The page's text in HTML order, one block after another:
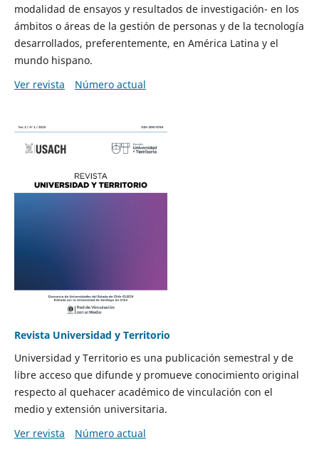
modalidad de ensayos y resultados de investigación- en los
ámbitos o áreas de la gestión de personas y de la tecnología
desarrollados, preferentemente, en América Latina y el
mundo hispano.
Ver revista
Número actual
Revista Universidad y Territorio
Universidad y Territorio es una publicación semestral y de
libre acceso que difunde y promueve conocimiento original
respecto al quehacer académico de vinculación con el
medio y extensión universitaria.
Ver revista
Número actual